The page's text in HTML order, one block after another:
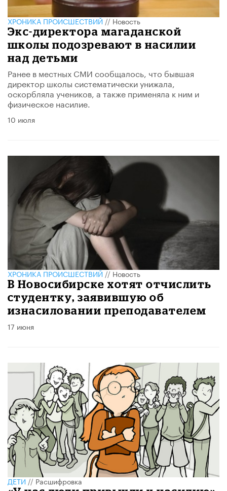
ХРОНИКА ПРОИСШЕСТВИЙ//Новость
Экс-директора магаданской
школы подозревают в насилии
над детьми
Ранее в местных СМИ сообщалось, что бывшая
директор школы систематически унижала,
оскорбляла учеников, а также применяла к ним и
физическое насилие.
10 июля
ХРОНИКА ПРОИСШЕСТВИЙ//Новость
В Новосибирске хотят отчислить
студентку, заявившую об
изнасиловании преподавателем
17 июня
ДЕТИ//Расшифровка